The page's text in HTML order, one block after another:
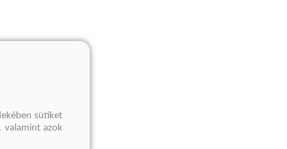
sütiket
valamint azok